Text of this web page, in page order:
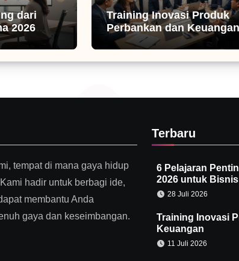
dari
2026
Training Inovasi Produk
Perbankan dan Keuangan
tempat di mana gaya hidup
hadir untuk berbagi ide,
membantu Anda
gaya dan keseimbangan.
Terbaru
6 Pelajaran
2026 untuk Bisnis
28 Juli 2026
Training Inovasi
Keuangan
11 Juli 2026